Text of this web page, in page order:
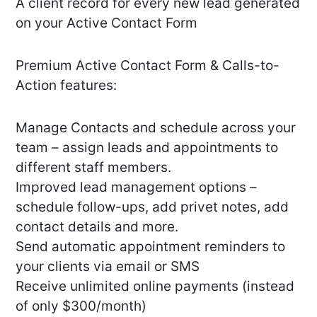
A client record for every new lead generated
on your Active Contact Form
Premium Active Contact Form & Calls-to-
Action features:
Manage Contacts and schedule across your
team – assign leads and appointments to
different staff members.
Improved lead management options –
schedule follow-ups, add privet notes, add
contact details and more.
Send automatic appointment reminders to
your clients via email or SMS
Receive unlimited online payments (instead
of only $300/month)